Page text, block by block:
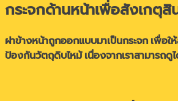
กระจกด้านหน้าเพื่อสังเกตุสิ
ฝาข้างหน้าถูกออกแบบมาเป็นกระจก เพื่อใ
ป้องกันวัตถุดิบไหม้ เนื่องจากเราสามารถดู